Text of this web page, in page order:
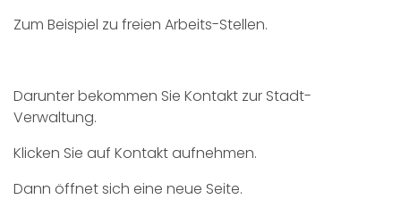
Zum Beispiel zu freien Arbeits-Stellen.
Darunter bekommen Sie Kontakt zur Stadt-
Verwaltung.
Klicken Sie auf Kontakt aufnehmen.
Dann öffnet sich eine neue Seite.